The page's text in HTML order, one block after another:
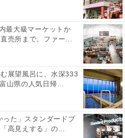
最大級マーケットか
売所まで。ファー...
展望風呂に、水深333
山県の人気日帰...
った」スタンダードプ
高見えする」の...